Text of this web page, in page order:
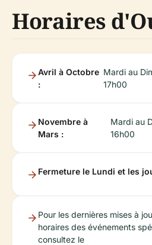
Horaires
Avril à Octobre
:
Mardi au
17h00
Novembre à
Mars :
Mardi au
16h00
Fermeture le Lundi et les
Pour les dernières mises à
horaires des événements
consultez le